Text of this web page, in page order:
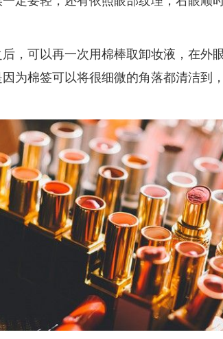
可以再一次用棉棒取卸妆液，在外眼
为棉签可以将很细微的角落都清洁到